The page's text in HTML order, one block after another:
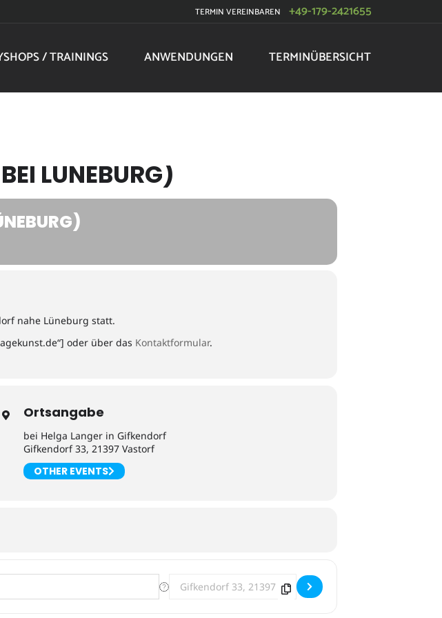
TERMIN VEREINBAREN +49-179-2421655
/ TRAININGS ANWENDUNGEN TERMINÜBERSICHT
LÜNEBURG)
nahe Lüneburg statt.
ed.ts
nukeg “] oder über das Kontaktformular.
Ortsangabe
bei Helga Langer in Gifkendorf
Gifkendorf 33, 21397 Vastorf
OTHER EVENTS
Destination Address - LOMIS in Gifkendorf (Vastorf bei